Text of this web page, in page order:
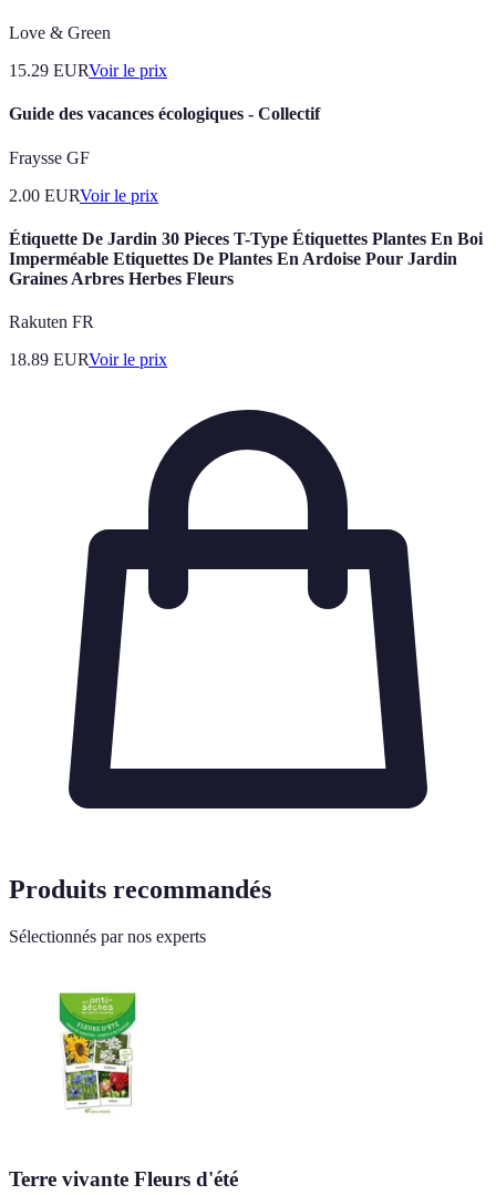
Love & Green
15.29 EURVoir le prix
Guide des vacances écologiques - Collectif
Fraysse GF
2.00 EURVoir le prix
Étiquette De Jardin 30 Pieces T-Type Étiquettes Plantes En Boi
Imperméable Etiquettes De Plantes En Ardoise Pour Jardin
Graines Arbres Herbes Fleurs
Rakuten FR
18.89 EURVoir le prix
Produits recommandés
Sélectionnés par nos experts
Terre vivante Fleurs d'été